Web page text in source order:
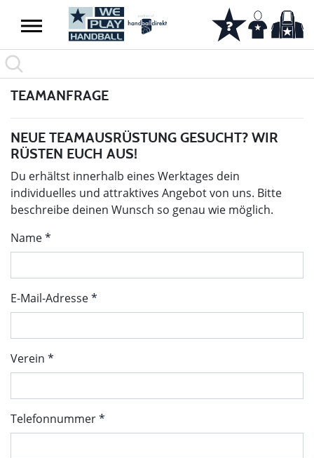
TEAMANFRAGE
NEUE TEAMAUSRÜSTUNG GESUCHT? WIR
RÜSTEN EUCH AUS!
Du erhältst innerhalb eines Werktages dein
individuelles und attraktives Angebot von uns. Bitte
beschreibe deinen Wunsch so genau wie möglich.
Name
E-Mail-Adresse
Verein
Telefonnummer